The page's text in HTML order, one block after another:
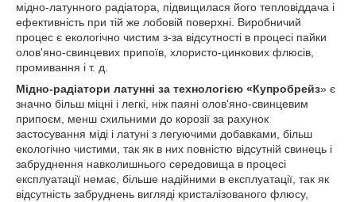
мідно-латунного радіатора, підвищилася його тепловіддача і
ефективність при тій же лобовій поверхні. Виробничий
процес є екологічно чистим з-за відсутності в процесі пайки
олов'яно-свинцевих припоїв, хлористо-цинкових флюсів,
промивання і т. д.
Мідно-радіатори латунні за технологією «Купробрейз» є
значно більш міцні і легкі, ніж паяні олов'яно-свинцевим
припоєм, менш схильними до корозії за рахунок
застосування міді і латуні з легуючими добавками, більш
екологічно чистими, так як в них повністю відсутній свинець і
забруднення навколишнього середовища в процесі
експлуатації немає, більше надійними в експлуатації, так як
відсутність забруднень вигляді кристалізованого флюсу,